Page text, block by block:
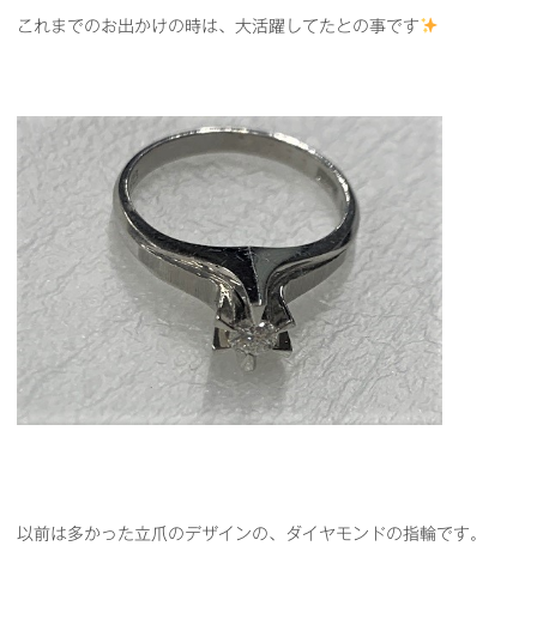
これまでのお出かけの時は、大活躍してたとの事です
以前は多かった立爪のデザインの、ダイヤモンドの指輪です。